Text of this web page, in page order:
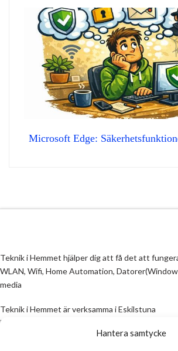
Hantera samtycke
Microsoft Edge:
Teknik i Hemmet hjälper dig att få det att
WLAN, Wifi, Home Automation,
media
Teknik i Hemmet är verksamma i Eskilstuna
Email: